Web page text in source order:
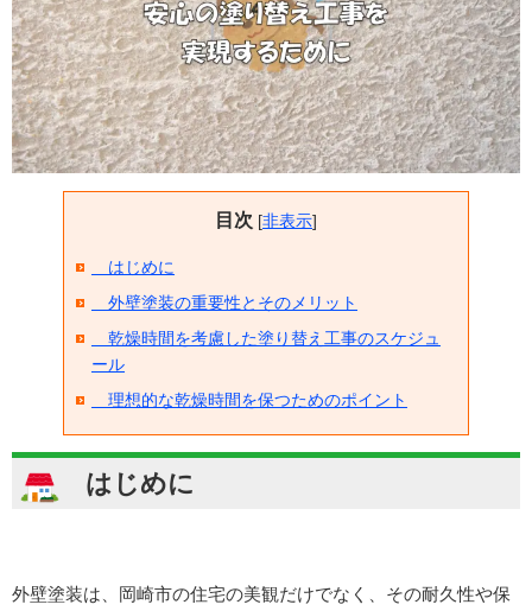
目次 [非表示]
はじめに
外壁塗装の重要性とそのメリット
乾燥時間を考慮した塗り替え工事のスケジュ
ール
理想的な乾燥時間を保つためのポイント
はじめに
外壁塗装は、岡崎市の住宅の美観だけでなく、その耐久性や保